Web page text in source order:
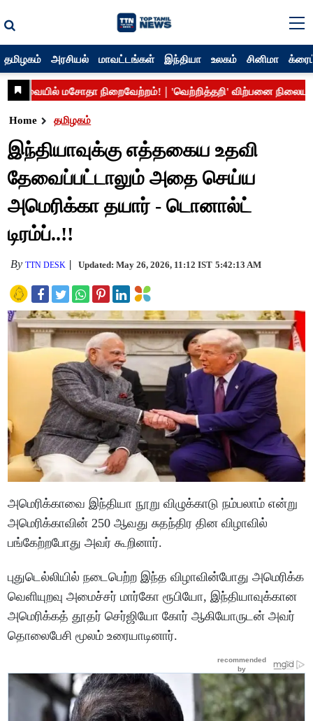
தமிழகம் அரசியல் மாவட்டங்கள் இந்தியா உலகம் சினிமா
Home தமிழகம்
இந்தியாவுக்கு எத்தகைய உதவி
தேவைப்பட்டாலும் அதை செய்ய
அமெரிக்கா தயார் - டொனால்ட்
டிரம்ப்..!!
ByTTN DESK Updated: May 26, 2026, 11:12 IST 5:42:13 AM
அமெரிக்காவை இந்தியா நூறு விழுக்காடு நம்பலாம் என்று
அமெரிக்காவின் 250 ஆவது சுதந்திர தின விழாவில்
பங்கேற்றபோது அவர் கூறினார்.
புதுடெல்லியில் நடைபெற்ற இந்த விழாவின்போது அமெரிக்க
வெளியுறவு அமைச்சர் மார்கோ ரூபியோ, இந்தியாவுக்கான
அமெரிக்கத் தூதர் செர்ஜியோ கோர் ஆகியோருடன் அவர்
தொலைபேசி மூலம் உரையாடினார்.